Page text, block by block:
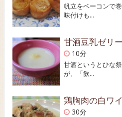
帆立をベーコンで
味付けも...
甘酒豆乳ゼリー
10分
甘酒というとひな
が、「飲...
鶏胸肉の白ワ
30分